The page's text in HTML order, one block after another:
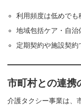
利用頻度は低めでも
地域包括ケア・自
定期契約や施設契
市町村との連携
介護タクシー事業は、